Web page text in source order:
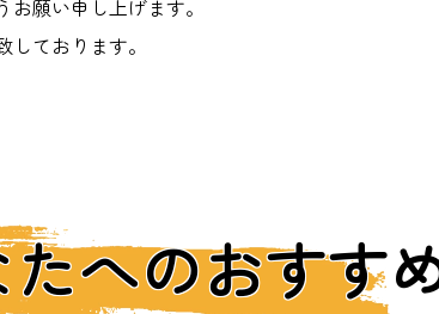
願い申し上げます。
ております。
たへのおすす